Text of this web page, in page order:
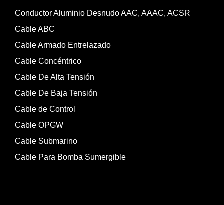
Conductor Aluminio Desnudo AAC, AAAC, ACSR
Cable ABC
Cable Armado Entrelazado
Cable Concéntrico
Cable De Alta Tensión
Cable De Baja Tensión
Cable de Control
Cable OPGW
Cable Submarino
Cable Para Bomba Sumergible